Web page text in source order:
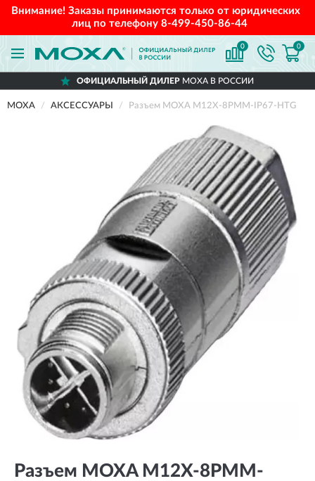
Внимание! Заказы принимаются только от юридических
лиц по телефону 8-499-450-86-44
0 0
ОФИЦИАЛЬНЫЙ ДИЛЕРMOXA В РОССИИ
MOXA АКСЕССУАРЫ Разъем MOXA M12X-8PMM-IP67-HTG
Разъем MOXA M12X-8PMM-